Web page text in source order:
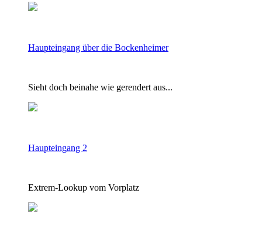
Haupteingang über die Bockenheimer
Sieht doch beinahe wie gerendert aus...
Haupteingang 2
Extrem-Lookup vom Vorplatz